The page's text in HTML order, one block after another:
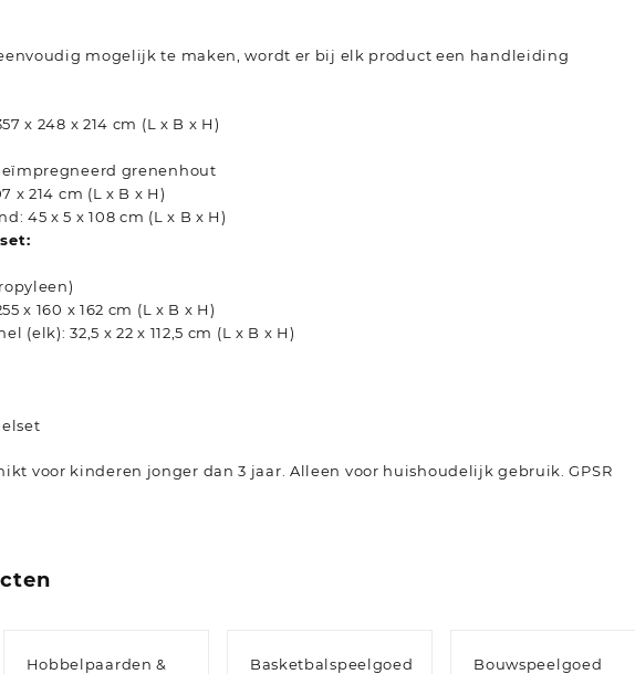
mogelijk te maken, wordt er bij elk product een handleiding
x 248 x 214 cm (L x B x H)
grenenhout
x 214 cm (L x B x H)
45 x 5 x 108 cm (L x B x H)
x 160 x 162 cm (L x B x H)
(elk): 32,5 x 22 x 112,5 cm (L x B x H)
voor kinderen jonger dan 3 jaar. Alleen voor huishoudelijk gebruik.GPSR
Hobbelpaarden &
Basketbalspeelgoed Bouwspeelgoed